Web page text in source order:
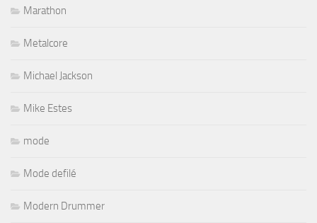
Marathon
Metalcore
Michael Jackson
Mike Estes
mode
Mode defilé
Modern Drummer